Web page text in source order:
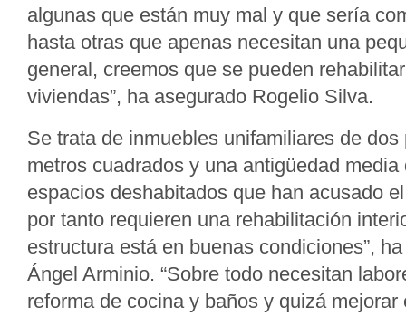
algunas que están muy mal y que sería
hasta otras que apenas necesitan una
general, creemos que se pueden
viviendas”, ha asegurado Rogelio Silva.
Se trata de inmuebles unifamiliares de dos
metros cuadrados y una antigüedad media
espacios deshabitados que han acusado
por tanto requieren una rehabilitación
estructura está en buenas condiciones”,
Ángel Arminio. “Sobre todo necesitan
reforma de cocina y baños y quizá mejorar